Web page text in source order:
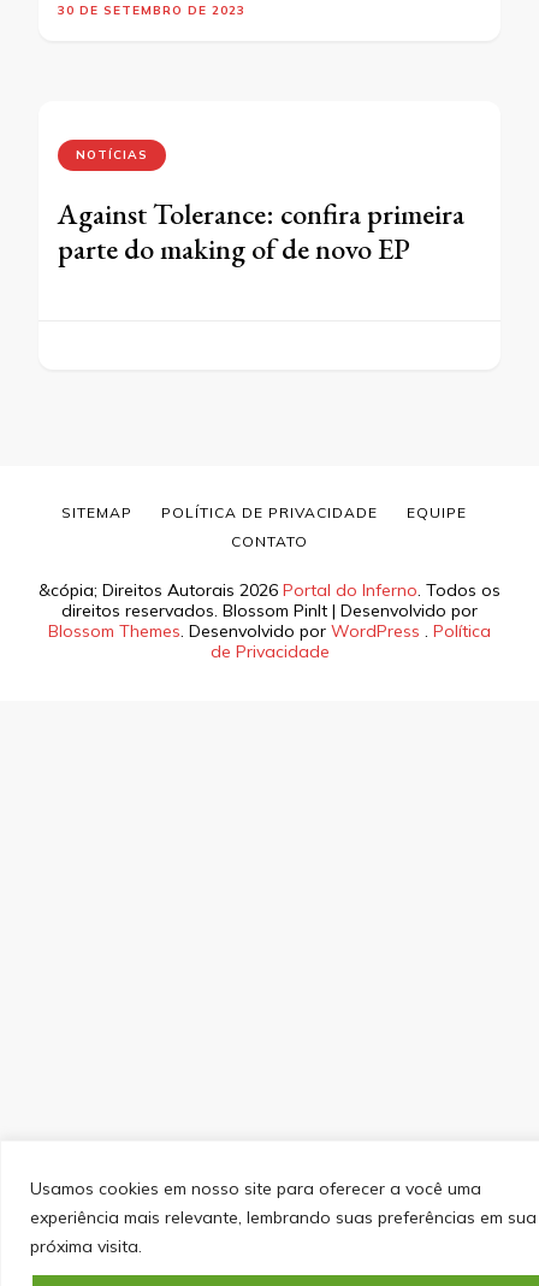
Usamos cookies em nosso site para oferecer a você uma
experiência mais relevante, lembrando suas preferências em sua
próxima visita.
30 DE SETEMBRO DE 2023
NOTÍCIAS
Against Tolerance: confira primeira
parte do making of de novo EP
&cópia; Direitos Autorais 2026 Portal do Inferno . Todos os
direitos reservados. Blossom PinIt | Desenvolvido por
Blossom Themes . Desenvolvido por WordPress
Política
de Privacidade
SITEMAP POLÍTICA DE PRIVACIDADE
EQUIPE
CONTATO